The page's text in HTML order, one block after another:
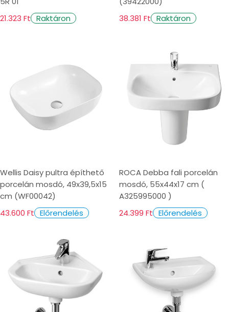
21.323 Ft Raktáron
38.381 Ft Raktáron
Wellis Daisy pultra építhető
porcelán mosdó, 49x39,5x15
cm (WF00042)
43.600 Ft Előrendelés
ROCA Debba fali porcelán
mosdó, 55x44x17 cm (
A325995000 )
24.399 Ft Előrendelés